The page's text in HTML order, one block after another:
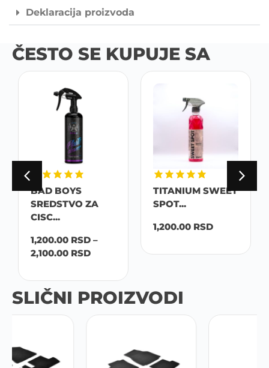
Deklaracija proizvoda
ČESTO SE KUPUJE SA
BAD BOYS
SREDSTVO ZA
CISC...
1,200.00 RSD –
2,100.00 RSD
TITANIUM SWEET
SPOT...
1,200.00 RSD
SLIČNI PROIZVODI